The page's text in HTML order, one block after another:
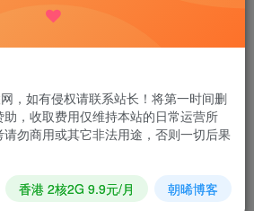
开发者模式->点击小手机图标->然后
tb3.cn/AcqGNa
，如有侵权请联系站长！将第一时间删
，收取费用仅维持本站的日常运营所
勿商用或其它非法用途，否则一切后果
香港 2核2G 9.9元/月 朝晞博客